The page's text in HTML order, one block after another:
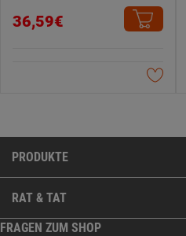
36,59€
PRODUKTE
RAT & TAT
FRAGEN ZUM SHOP